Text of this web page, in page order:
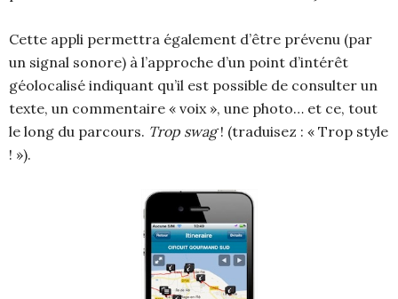
Cette appli permettra également d’être prévenu (par
un signal sonore) à l’approche d’un point d’intérêt
géolocalisé indiquant qu’il est possible de consulter un
texte, un commentaire « voix », une photo… et ce, tout
le long du parcours. Trop swag! (traduisez : « Trop style
! »).